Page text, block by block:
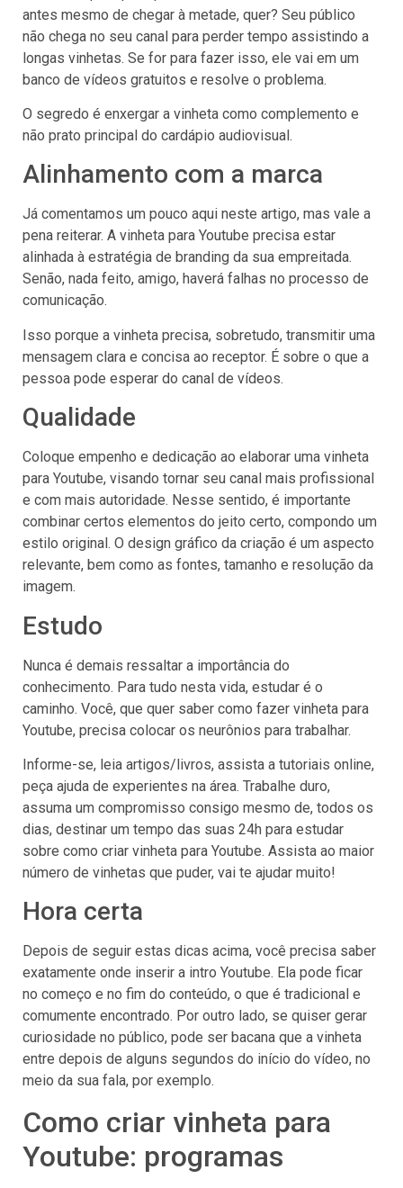
antes mesmo de chegar à metade, quer? Seu público
não chega no seu canal para perder tempo assistindo a
longas vinhetas. Se for para fazer isso, ele vai em um
banco de vídeos gratuitos e resolve o problema.
O segredo é enxergar a vinheta como complemento e
não prato principal do cardápio audiovisual.
Alinhamento com a marca
Já comentamos um pouco aqui neste artigo, mas vale a
pena reiterar. A vinheta para Youtube precisa estar
alinhada à estratégia de branding da sua empreitada.
Senão, nada feito, amigo, haverá falhas no processo de
comunicação.
Isso porque a vinheta precisa, sobretudo, transmitir uma
mensagem clara e concisa ao receptor. É sobre o que a
pessoa pode esperar do canal de vídeos.
Qualidade
Coloque empenho e dedicação ao elaborar uma vinheta
para Youtube, visando tornar seu canal mais profissional
e com mais autoridade. Nesse sentido, é importante
combinar certos elementos do jeito certo, compondo um
estilo original. O design gráfico da criação é um aspecto
relevante, bem como as fontes, tamanho e resolução da
imagem.
Estudo
Nunca é demais ressaltar a importância do
conhecimento. Para tudo nesta vida, estudar é o
caminho. Você, que quer saber como fazer vinheta para
Youtube, precisa colocar os neurônios para trabalhar.
Informe-se, leia artigos/livros, assista a tutoriais online,
peça ajuda de experientes na área. Trabalhe duro,
assuma um compromisso consigo mesmo de, todos os
dias, destinar um tempo das suas 24h para estudar
sobre como criar vinheta para Youtube. Assista ao maior
número de vinhetas que puder, vai te ajudar muito!
Hora certa
Depois de seguir estas dicas acima, você precisa saber
exatamente onde inserir a intro Youtube. Ela pode ficar
no começo e no fim do conteúdo, o que é tradicional e
comumente encontrado. Por outro lado, se quiser gerar
curiosidade no público, pode ser bacana que a vinheta
entre depois de alguns segundos do início do vídeo, no
meio da sua fala, por exemplo.
Como criar vinheta para
Youtube: programas